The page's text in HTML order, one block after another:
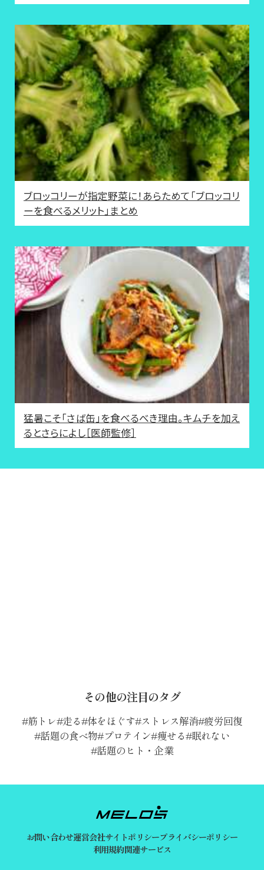
ブロッコリーが指定野菜に！あらためて「ブロッコリ
ーを食べるメリット」まとめ
猛暑こそ「さば缶」を食べるべき理由。キムチを加え
るとさらによし［医師監修］
その他の注目のタグ
筋トレ 走る 体をほぐす ストレス解消 疲労回復
話題の食べ物 プロテイン 痩せる 眠れない
話題のヒト・企業
お問い合わせ運営会社サイトポリシープライバシーポリシー
利用規約関連サービス